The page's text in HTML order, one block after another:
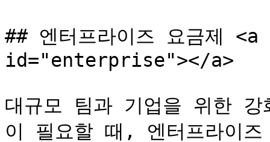
## 엔터프라이즈 요금제
id="enterprise"></a>
대규모 팀과 기업을 위한
이 필요할 때, 엔터프라이